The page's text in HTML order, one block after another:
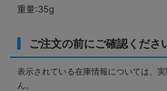
重量:35g
ご注文の前にご確認くださ
表示されている在庫情報については、
ん。